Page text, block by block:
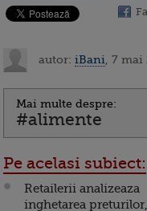
autor: iBani , 7
Mai multe despre:
#alimente
Pe acelasi subiect:
Retailerii analizeaza
inghetarea preturilor,